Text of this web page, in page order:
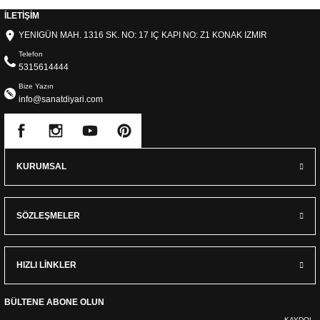
İLETİŞİM
YENIGÜN MAH. 1316 SK. NO: 17 IÇ KAPI NO: Z1 KONAK IZMIR
Telefon
5315614444
Bize Yazın
info@sanatdiyari.com
KURUMSAL
SÖZLEŞMELER
HIZLI LİNKLER
BÜLTENE ABONE OLUN